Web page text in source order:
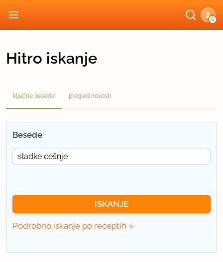
G
Hitro iskanje
ključne besede pregled novosti
Besede
Podrobno iskanje po receptih